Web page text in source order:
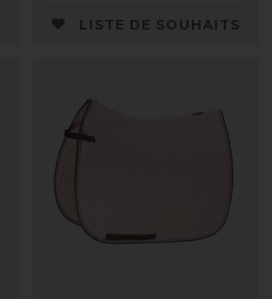
LISTE DE SOUHAITS